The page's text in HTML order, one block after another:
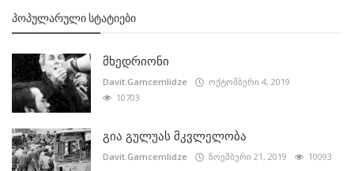
ᲞᲝᲞᲣᲚᲐᲠᲣᲚᲘ ᲡᲢᲐᲢᲘᲔᲑᲘ
მხედრიონი
Davit.Gamcemlidze
ოქტომბერი 4, 2019
10703
გია გულუას მკვლელობა
Davit.Gamcemlidze ნოემბერი 21, 2019 10093